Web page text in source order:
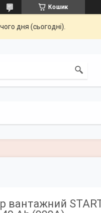
Кошик
дня (сьогодні).
вантажний